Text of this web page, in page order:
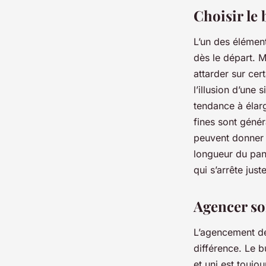
Choisir le
L’un des
dès le départ.
attarder sur
l’illusion d’une
tendance à
fines sont
peuvent
longueur du
qui s’arrête
Agencer
L’agencement
différence. Le